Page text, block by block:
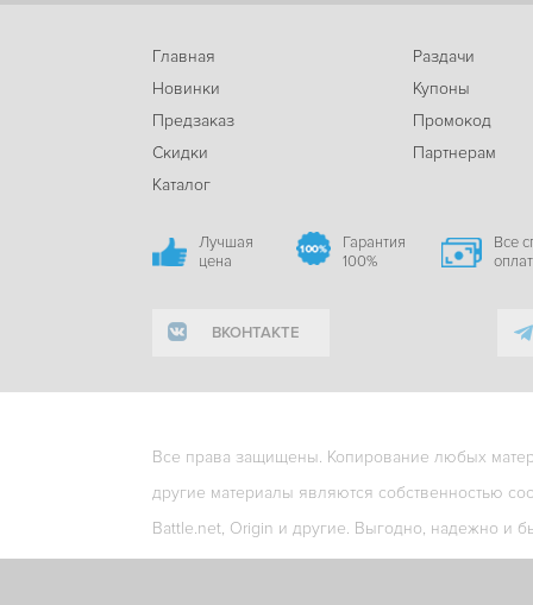
Главная
Новинки
Предзаказ
Скидки
Каталог
Раздачи
Купоны
Промокод
Партнерам
Лучшая
цена
Гарантия
100%
Все
ВКОНТАКТЕ
Все права защищены. Копирование любых
другие материалы являются собственностью
Battle.net, Origin и другие. Выгодно, надежно и